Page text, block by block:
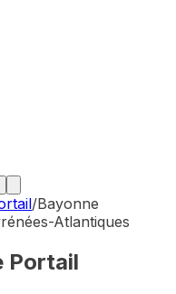
/Bayonne
Atlantiques
Portail